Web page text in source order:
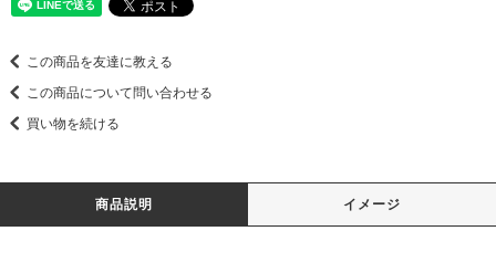
この商品を友達に教える
この商品について問い合わせる
買い物を続ける
商品説明 イメージ